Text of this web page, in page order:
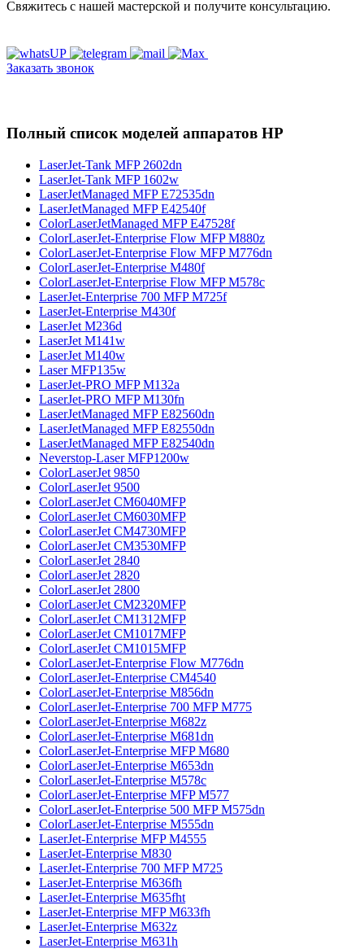
Свяжитесь с нашей мастерской и получите консультацию.
Заказать звонок
Полный список моделей аппаратов HP
LaserJet-Tank MFP 2602dn
LaserJet-Tank MFP 1602w
LaserJetManaged MFP E72535dn
LaserJetManaged MFP E42540f
ColorLaserJetManaged MFP E47528f
ColorLaserJet-Enterprise Flow MFP M880z
ColorLaserJet-Enterprise Flow MFP M776dn
ColorLaserJet-Enterprise M480f
ColorLaserJet-Enterprise Flow MFP M578с
LaserJet-Enterprise 700 MFP M725f
LaserJet-Enterprise M430f
LaserJet M236d
LaserJet M141w
LaserJet M140w
Laser MFP135w
LaserJet-PRO MFP M132a
LaserJet-PRO MFP M130fn
LaserJetManaged MFP E82560dn
LaserJetManaged MFP E82550dn
LaserJetManaged MFP E82540dn
Neverstop-Laser MFP1200w
ColorLaserJet 9850
ColorLaserJet 9500
ColorLaserJet CM6040MFP
ColorLaserJet CM6030MFP
ColorLaserJet CM4730MFP
ColorLaserJet CM3530MFP
ColorLaserJet 2840
ColorLaserJet 2820
ColorLaserJet 2800
ColorLaserJet CM2320MFP
ColorLaserJet CM1312MFP
ColorLaserJet CM1017MFP
ColorLaserJet CM1015MFP
ColorLaserJet-Enterprise Flow M776dn
ColorLaserJet-Enterprise CM4540
ColorLaserJet-Enterprise M856dn
ColorLaserJet-Enterprise 700 MFP M775
ColorLaserJet-Enterprise M682z
ColorLaserJet-Enterprise M681dn
ColorLaserJet-Enterprise MFP M680
ColorLaserJet-Enterprise M653dn
ColorLaserJet-Enterprise M578с
ColorLaserJet-Enterprise MFP M577
ColorLaserJet-Enterprise 500 MFP M575dn
ColorLaserJet-Enterprise M555dn
LaserJet-Enterprise MFP M4555
LaserJet-Enterprise M830
LaserJet-Enterprise 700 MFP M725
LaserJet-Enterprise M636fh
LaserJet-Enterprise M635fht
LaserJet-Enterprise MFP M633fh
LaserJet-Enterprise M632z
LaserJet-Enterprise M631h